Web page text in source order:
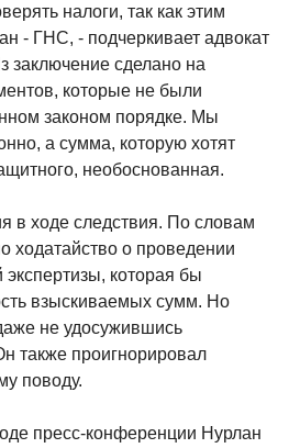
налоги, так как этим
- ГНС, - подчеркивает адвокат
заключение сделано на
которые не были
законом порядке. Мы
а сумма, которую хотят
необоснованная.
в ходе следствия. По словам
ходатайство о проведении
экспертизы, которая бы
взыскиваемых сумм. Но
не удосужившись
также проигнорировал
поводу.
пресс-конференции Нурлан